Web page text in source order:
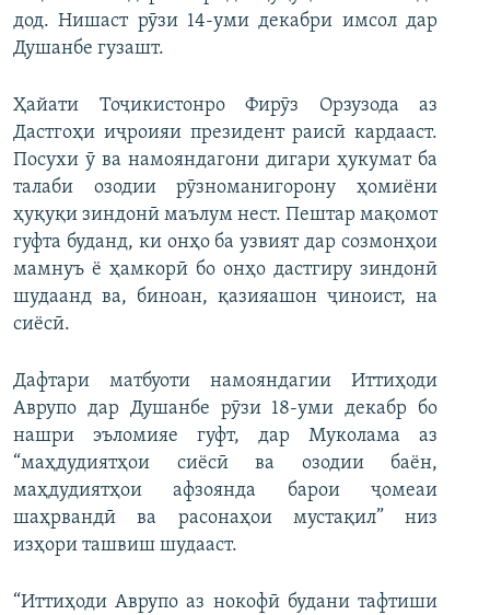
дод. Нишаст рӯзи 14-уми декабри имсол дар
Душанбе гузашт.
Ҳайати Тоҷикистонро Фирӯз Орзузода аз
Дастгоҳи иҷроияи президент раисӣ кардааст.
Посухи ӯ ва намояндагони дигари ҳукумат ба
талаби озодии рӯзноманигорону ҳомиёни
ҳуқуқи зиндонӣ маълум нест. Пештар мақомот
гуфта буданд, ки онҳо ба узвият дар созмонҳои
мамнуъ ё ҳамкорӣ бо онҳо дастгиру зиндонӣ
шудаанд ва, биноан, қазияашон ҷиноист, на
сиёсӣ.
Дафтари матбуоти намояндагии Иттиҳоди
Аврупо дар Душанбе рӯзи 18-уми декабр бо
нашри эъломияе гуфт, дар Муколама аз
“маҳдудиятҳои сиёсӣ ва озодии баён,
маҳдудиятҳои афзоянда барои ҷомеаи
шаҳрвандӣ ва расонаҳои мустақил” низ
изҳори ташвиш шудааст.
“Иттиҳоди Аврупо аз нокофӣ будани тафтиши